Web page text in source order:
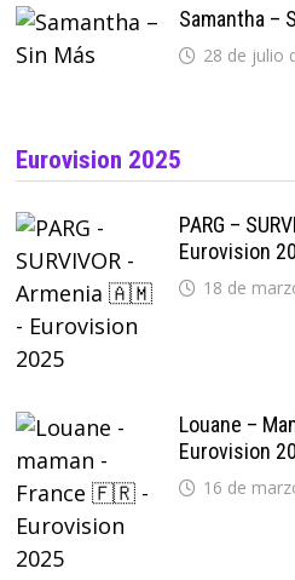
Samantha –
28 de julio
Eurovision 2025
PARG –
Eurovision
18 de
Louane –
Eurovision
16 de